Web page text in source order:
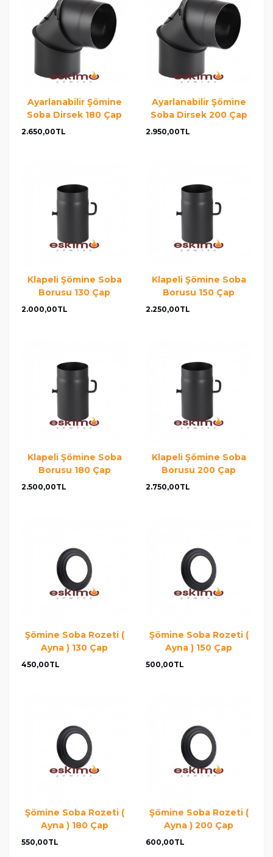
Ayarlanabilir Şömine
Soba Dirsek 180 Çap
2.650,00TL
Ayarlanabilir Şömine
Soba Dirsek 200 Çap
2.950,00TL
Klapeli Şömine Soba
Borusu 130 Çap
2.000,00TL
Klapeli Şömine Soba
Borusu 150 Çap
2.250,00TL
Klapeli Şömine Soba
Borusu 180 Çap
2.500,00TL
Klapeli Şömine Soba
Borusu 200 Çap
2.750,00TL
Şömine Soba Rozeti (
Ayna ) 130 Çap
450,00TL
Şömine Soba Rozeti (
Ayna ) 150 Çap
500,00TL
Şömine Soba Rozeti (
Ayna ) 180 Çap
550,00TL
Şömine Soba Rozeti (
Ayna ) 200 Çap
600,00TL